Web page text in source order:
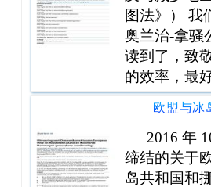
图法》） 我
奥兰治-拿骚
读到了，致
的效率，最
组织和法院
法》、《司
务委员会咨
2016 年
缔结的关于
岛共和国和